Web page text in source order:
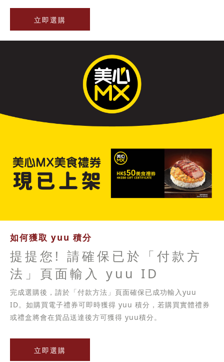
立即選購
如何獲取 yuu 積分
提提您! 請確保已於「付款方
法」頁面輸入 yuu ID
完成選購後，請於「付款方法」頁面確保已成功輸入yuu
ID。如購買電子禮券可即時獲得 yuu 積分，若購買實體禮券
或禮盒將會在貨品送達後方可獲得 yuu積分。
立即選購